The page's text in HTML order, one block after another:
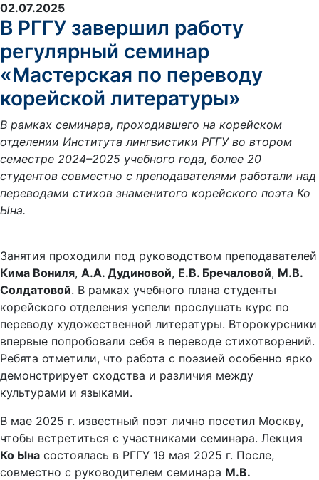
02.07.2025
В РГГУ завершил работу
регулярный семинар
«Мастерская по переводу
корейской литературы»
В рамках семинара, проходившего на корейском
отделении Института лингвистики РГГУ во втором
семестре 2024–2025 учебного года, более 20
студентов совместно с преподавателями работали над
переводами стихов знаменитого корейского поэта Ко
Ына.
Занятия проходили под руководством преподавателей
Кима Вониля, А.А. Дудиновой, Е.В. Бречаловой, М.В.
Солдатовой. В рамках учебного плана студенты
корейского отделения успели прослушать курс по
переводу художественной литературы. Второкурсники
впервые попробовали себя в переводе стихотворений.
Ребята отметили, что работа с поэзией особенно ярко
демонстрирует сходства и различия между
культурами и языками.
В мае 2025 г. известный поэт лично посетил Москву,
чтобы встретиться с участниками семинара. Лекция
Ко Ына состоялась в РГГУ 19 мая 2025 г. После,
совместно с руководителем семинара М.В.